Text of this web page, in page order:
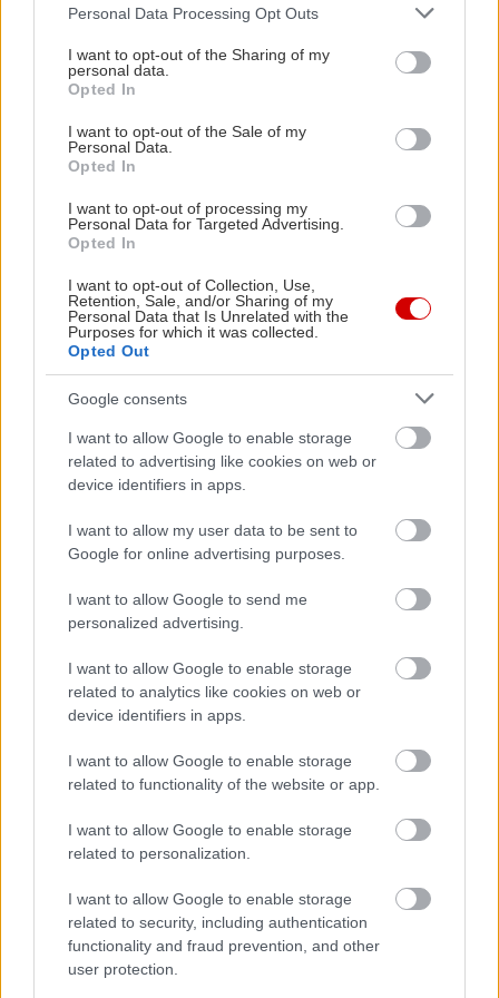
Please note that this website/app uses one or more Google
not limited to your visit or usage behaviour. You may click to
grant or deny consent to Google and its third-party tags to
use your data for below specified purposes in below Google
consent section.
Personal Data Processing Opt Outs
I want to opt-out of the Sharing of my
personal data.
Opted In
I want to opt-out of the Sale of my
Personal Data.
Opted In
I want to opt-out of processing my
Personal Data for Targeted Advertising.
Opted In
I want to opt-out of Collection, Use,
Retention, Sale, and/or Sharing of my
Personal Data that Is Unrelated with the
Purposes for which it was collected.
Opted Out
Google consents
I want to allow Google to enable storage
related to advertising like cookies on web or
device identifiers in apps.
I want to allow my user data to be sent to
Google for online advertising purposes.
I want to allow Google to send me
personalized advertising.
I want to allow Google to enable storage
related to analytics like cookies on web or
device identifiers in apps.
I want to allow Google to enable storage
related to functionality of the website or app.
I want to allow Google to enable storage
related to personalization.
I want to allow Google to enable storage
related to security, including authentication
functionality and fraud prevention, and other
user protection.
Η έκθεση καταλήγει με τηνπύλη του Άδη.
Πρόκειται για έναν χώρο βαμμένο μαύρο, στο
κέντρο του οποίου δεσπόζει το κεφάλι της
παρουσιάζονται ανάγλυφα τα θαλάσσια τέρατα
της Σκύλας και της Χάρυβδης
είναι, τέλος, ο γενεαλογικός χάρτης της
Τερατογονίας που βασίζεται στην θεογονία του
Κάθε έργο συνοδεύει ένα ποίημα στα ελληνικά και
στην αγγλική του μεταγραφή. Για παράδειγμα το
ποίημα με τίτλο «Δημιουργικό Σφάλμα» στην
«Τερατογονία» είναι «Ήθελες πολύ να γεννήσεις
ένα θεό/ Με γέννησες Τέρας/ Κοίτα/ Σηκώνεται
στα πόδια του/ Είναι δυνατό/ Σκέφτεται/ Σου
γελάει/ Το Τέρας/ Γίνεται/ Θεός». Επίσης, μέσω
εξελιγμένων κινητών τηλεφώνων και του
να αντλήσουν οι επισκέπτες πληροφορίες για την
ιστορία του αρχαίου τέρατος που τους
ενδιαφέρει.
οπτικής επικοινωνίας και δημιουργικού
σχεδιασμού, απαρτίζουν οι Βαγγέλης Λιάκος,
Αλέξης Νίκου, Γιάννης Χαραλαμπόπουλος,
Μιχάλης Ραφαήλ, Ηλίας Παντικάκης, Γιώργος
Λεμονίδης, Κώστας Παππάς, Κάρολος Γακίδης,
Εύη Μπλάζου και Πάρις Μέξης. Ασκούμενος, ο
Χάρης Χατζιμπαλόγλου.